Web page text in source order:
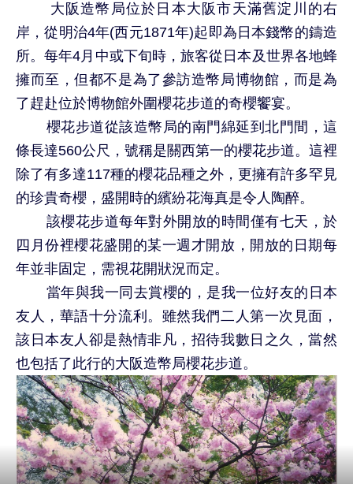
大阪造幣局位於日本大阪市天滿舊淀川的右
岸，從明治4年(西元1871年)起即為日本錢幣的鑄造
所。每年4月中或下旬時，旅客從日本及世界各地蜂
擁而至，但都不是為了參訪造幣局博物館，而是為
了趕赴位於博物館外圍櫻花步道的奇櫻饗宴。
櫻花步道從該造幣局的南門綿延到北門間，這
條長達560公尺，號稱是關西第一的櫻花步道。這裡
除了有多達117種的櫻花品種之外，更擁有許多罕見
的珍貴奇櫻，盛開時的繽紛花海真是令人陶醉。
該櫻花步道每年對外開放的時間僅有七天，於
四月份裡櫻花盛開的某一週才開放，開放的日期每
年並非固定，需視花開狀況而定。
當年與我一同去賞櫻的，是我一位好友的日本
友人，華語十分流利。雖然我們二人第一次見面，
該日本友人卻是熱情非凡，招待我數日之久，當然
也包括了此行的大阪造幣局櫻花步道。